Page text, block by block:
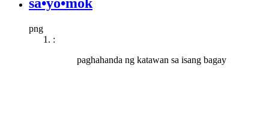
png
:
paghahanda ng katawan sa isang bagay